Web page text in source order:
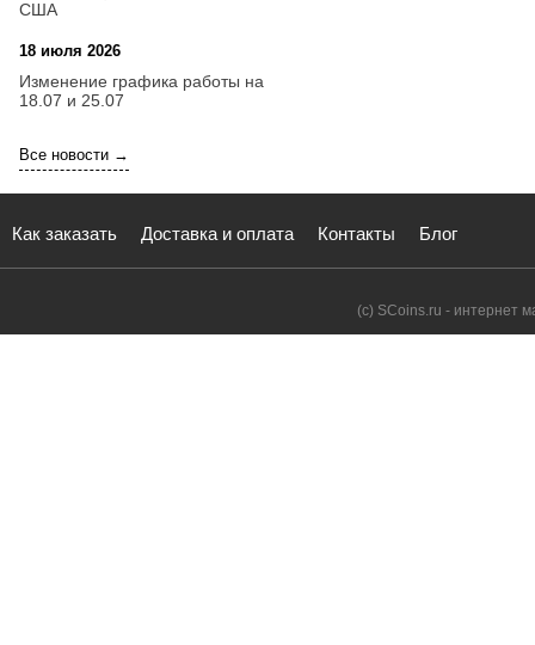
США
18 июля 2026
Изменение графика работы на
18.07 и 25.07
Все новости →
Как заказать Доставка и оплата Контакты Блог
(с) SCoins.ru - интернет